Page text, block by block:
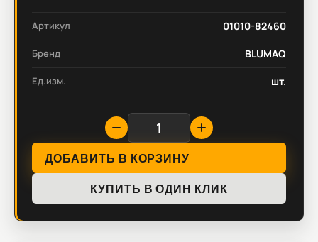
Артикул 01010-82460
Бренд BLUMAQ
Ед.изм. шт.
ДОБАВИТЬ В КОРЗИНУ
КУПИТЬ В ОДИН КЛИК